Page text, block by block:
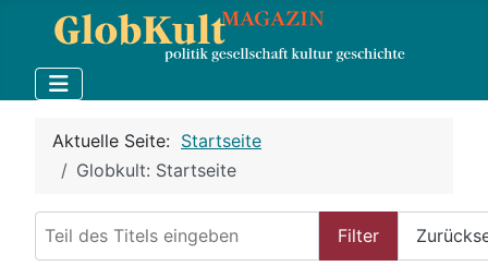
Aktuelle Seite: Startseite
Globkult: Startseite
Filter